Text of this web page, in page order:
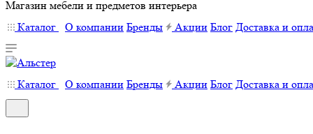
Магазин мебели и предметов интерьера
Каталог
О компании Бренды Акции Блог Доставка и
Каталог О компании Бренды Акции Блог Доставка и